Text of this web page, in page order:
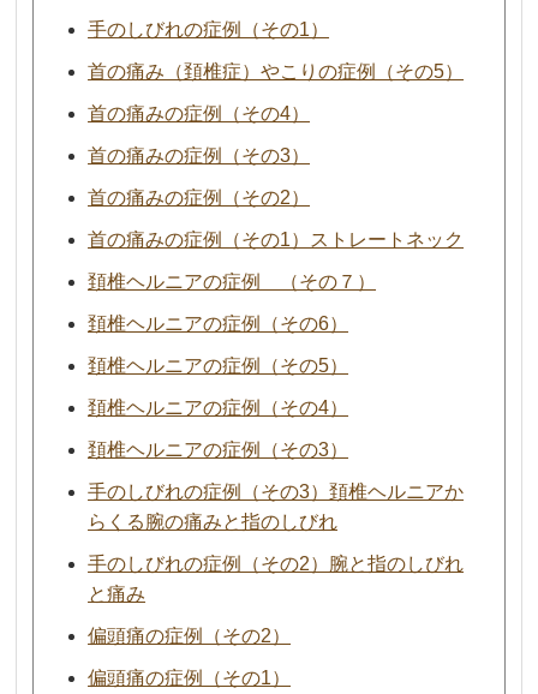
手のしびれの症例（その1）
首の痛み（頚椎症）やこりの症例（その5）
首の痛みの症例（その4）
首の痛みの症例（その3）
首の痛みの症例（その2）
首の痛みの症例（その1）ストレートネック
頚椎ヘルニアの症例 （その７）
頚椎ヘルニアの症例（その6）
頚椎ヘルニアの症例（その5）
頚椎ヘルニアの症例（その4）
頚椎ヘルニアの症例（その3）
手のしびれの症例（その3）頚椎ヘルニアか
らくる腕の痛みと指のしびれ
手のしびれの症例（その2）腕と指のしびれ
と痛み
偏頭痛の症例（その2）
偏頭痛の症例（その1）